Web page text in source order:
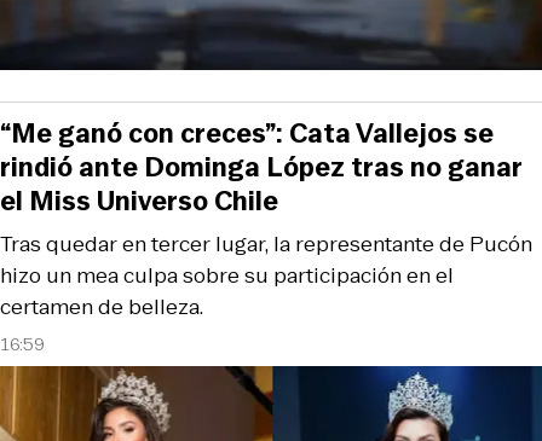
16:59
Tras quedar en tercer lugar, la representante de Pucón
hizo un mea culpa sobre su participación en el
certamen de belleza.
“Me ganó con creces”: Cata Vallejos se
rindió ante Dominga López tras no ganar
el Miss Universo Chile